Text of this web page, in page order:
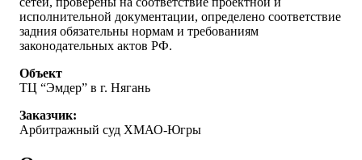
исполнительной документации, определено соответствие
задния обязательны нормам и требованиям
законодательных актов РФ.
Объект
ТЦ “Эмдер” в г. Нягань
Заказчик:
Арбитражный суд ХМАО-Югры